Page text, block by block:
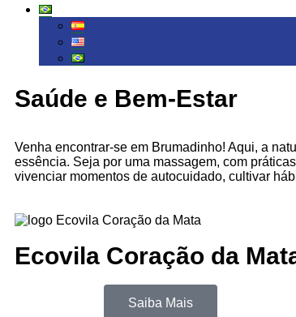
Saúde e Bem-Estar
Venha encontrar-se em Brumadinho! Aqui, a
essência. Seja por uma massagem, com
vivenciar momentos de autocuidado, cultivar
Ecovila Coração da
Saiba Mais